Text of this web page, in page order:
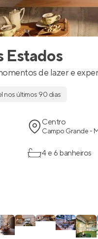
Estados
de lazer e
nos últimos 90 dias
Centro
Campo Grande -
4 e 6 banheiros